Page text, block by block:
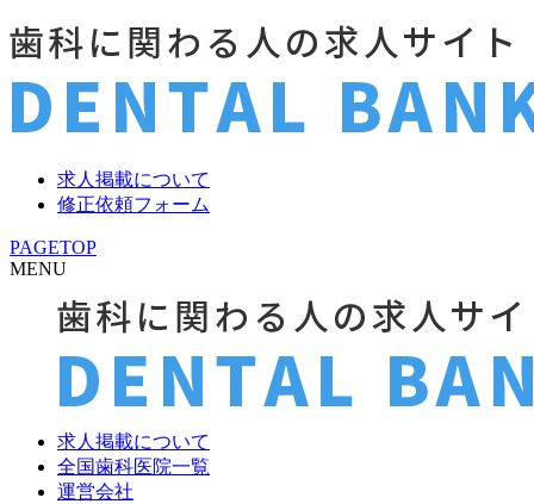
求人掲載について
修正依頼フォーム
PAGETOP
MENU
求人掲載について
全国歯科医院一覧
運営会社